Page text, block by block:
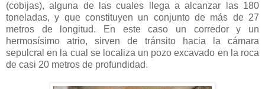
(cobijas), alguna de las cuales llega a alcanzar las 180
toneladas, y que constituyen un conjunto de más de 27
metros de longitud. En este caso un corredor y un
hermosísimo atrio, sirven de tránsito hacia la cámara
sepulcral en la cual se localiza un pozo excavado en la roca
de casi 20 metros de profundidad.